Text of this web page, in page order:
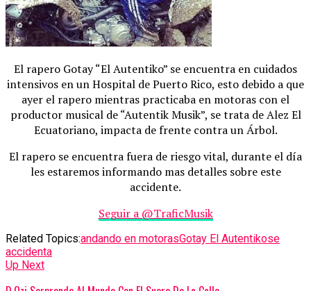
El rapero Gotay “El Autentiko” se encuentra en cuidados
intensivos en un Hospital de Puerto Rico, esto debido a que
ayer el rapero mientras practicaba en motoras con el
productor musical de “Autentik Musik”, se trata de Alez El
Ecuatoriano, impacta de frente contra un Árbol.
El rapero se encuentra fuera de riesgo vital, durante el día
les estaremos informando mas detalles sobre este
accidente.
Seguir a @TraficMusik
Related Topics:andando en motorasGotay El Autentikose
accidenta
Up Next